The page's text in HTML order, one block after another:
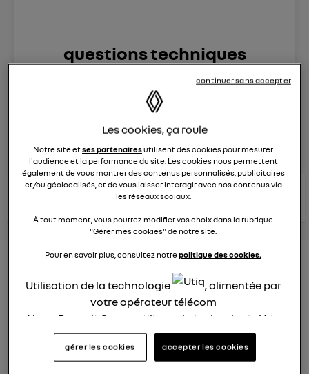
questions techniques
29 mars 2024 15:22
Véhicules RENAULT
consultez les
conseils
Consommation Hybride
rechargeable
Les cookies, ça roule
Notre site etses partenairesutilisent des cookies pour mesurer
l'audience et la performance du site. Les cookies nous permettent
également de vous montrer des contenus personnalisés, publicitaires
et/ou géolocalisés, et de vous laisser interagir avec nos contenus via
les réseaux sociaux.
À tout moment, vous pourrez modifier vos choix dans la rubrique
"Gérer mes cookies" de notre site.
Pour en savoir plus, consultez notrepolitique des cookies.
Utilisation de la technologie
, alimentée par
votre opérateur télécom
Nous, Renault Group, utilisons la technologie Utiq
pour nos activités digitales (telles que décrites
dans cette notice de consentement) et liées à
gérer les cookies accepter les cookies
continuer sans accepter